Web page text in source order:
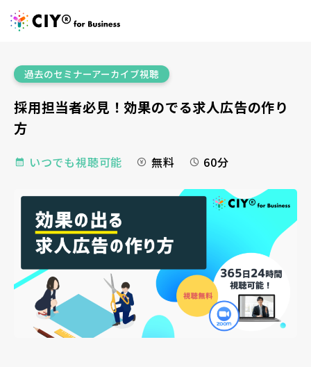
過去のセミナーアーカイブ視聴
採用担当者必見！効果のでる求人広告の作り
方
いつでも視聴可能 無料 60分